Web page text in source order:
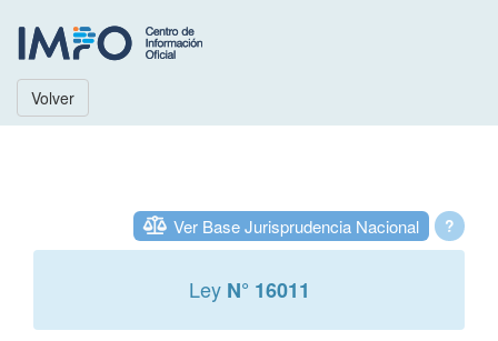
Volver
?
Ver Base Jurisprudencia Nacional
Ley N° 16011